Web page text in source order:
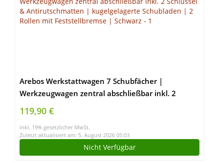
Arebos Werkstattwagen 7 Schubfächer |
Werkzeugwagen zentral abschließbar inkl. 2
Schlüssel & Antirutschmatten | kugelgelagerte
Schubladen | 2 Rollen mit Feststellbremse |
Schwarz
119,90 €
inkl. 19% gesetzlicher MwSt.
Zuletzt aktualisiert am: 5. August 2026 05:03
Nicht Verfügbar